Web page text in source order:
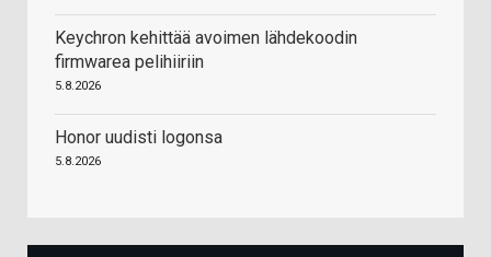
Keychron kehittää avoimen lähdekoodin
firmwarea pelihiiriin
5.8.2026
Honor uudisti logonsa
5.8.2026